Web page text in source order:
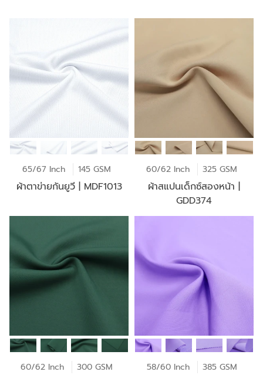
65/67 Inch 145 GSM
ผ้าตาข่ายกันยูวี | MDF1013
60/62 Inch 325 GSM
ผ้าสแปนเด็กซ์สองหน้า |
GDD374
60/62 Inch 300 GSM 58/60 Inch 385 GSM